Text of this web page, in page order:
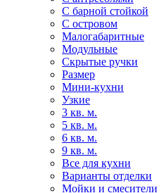
С барной стойкой
С островом
Малогабаритные
Модульные
Скрытые ручки
Размер
Мини-кухни
Узкие
3 кв. м.
5 кв. м.
6 кв. м.
9 кв. м.
Все для кухни
Варианты отделки
Мойки и смесители